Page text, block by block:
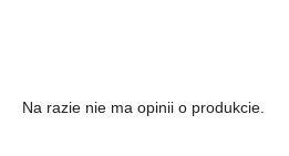
Na razie nie ma opinii o produkcie.